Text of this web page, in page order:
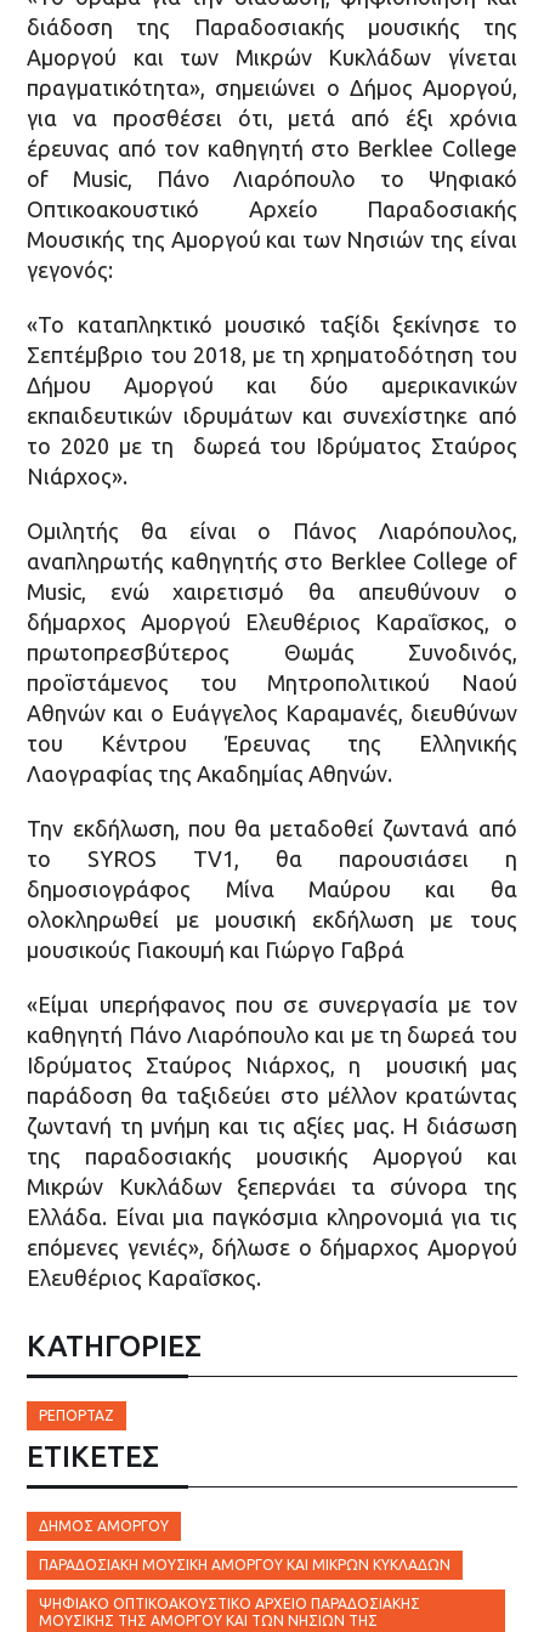
διάδοση της Παραδοσιακής μουσικής της
Αμοργού και των Μικρών Κυκλάδων γίνεται
πραγματικότητα», σημειώνει ο Δήμος Αμοργού,
για να προσθέσει ότι, μετά από έξι χρόνια
έρευνας από τον καθηγητή στο Berklee College
of Music, Πάνο Λιαρόπουλο το Ψηφιακό
Οπτικοακουστικό Αρχείο Παραδοσιακής
Μουσικής της Αμοργού και των Νησιών της είναι
γεγονός:
«Το καταπληκτικό μουσικό ταξίδι ξεκίνησε το
Σεπτέμβριο του 2018, με τη χρηματοδότηση του
Δήμου Αμοργού και δύο αμερικανικών
εκπαιδευτικών ιδρυμάτων και συνεχίστηκε από
το 2020 με τη δωρεά του Ιδρύματος Σταύρος
Νιάρχος».
Ομιλητής θα είναι ο Πάνος Λιαρόπουλος,
αναπληρωτής καθηγητής στο Berklee College of
Music, ενώ χαιρετισμό θα απευθύνουν ο
δήμαρχος Αμοργού Ελευθέριος Καραΐσκος, ο
πρωτοπρεσβύτερος Θωμάς Συνοδινός,
προϊστάμενος του Μητροπολιτικού Ναού
Αθηνών και ο Ευάγγελος Καραμανές, διευθύνων
του Κέντρου Έρευνας της Ελληνικής
Λαογραφίας της Ακαδημίας Αθηνών.
Την εκδήλωση, που θα μεταδοθεί ζωντανά από
το SYROS TV1, θα παρουσιάσει η
δημοσιογράφος Μίνα Μαύρου και θα
ολοκληρωθεί με μουσική εκδήλωση με τους
μουσικούς Γιακουμή και Γιώργο Γαβρά
«Είμαι υπερήφανος που σε συνεργασία με τον
καθηγητή Πάνο Λιαρόπουλο και με τη δωρεά του
Ιδρύματος Σταύρος Νιάρχος, η μουσική μας
παράδοση θα ταξιδεύει στο μέλλον κρατώντας
ζωντανή τη μνήμη και τις αξίες μας. Η διάσωση
της παραδοσιακής μουσικής Αμοργού και
Μικρών Κυκλάδων ξεπερνάει τα σύνορα της
Ελλάδα. Είναι μια παγκόσμια κληρονομιά για τις
επόμενες γενιές», δήλωσε ο δήμαρχος Αμοργού
Ελευθέριος Καραΐσκος.
ΚΑΤΗΓΟΡΙΕΣ
ΡΕΠΟΡΤΆΖ
ΕΤΙΚΈΤΕΣ
ΔΉΜΟΣ ΑΜΟΡΓΟΎ
ΠΑΡΑΔΟΣΙΑΚΉ ΜΟΥΣΙΚΉ ΑΜΟΡΓΟΎ ΚΑΙ ΜΙΚΡΏΝ ΚΥΚΛΆΔΩΝ
ΨΗΦΙΑΚΌ ΟΠΤΙΚΟΑΚΟΥΣΤΙΚΌ ΑΡΧΕΊΟ ΠΑΡΑΔΟΣΙΑΚΉΣ
ΜΟΥΣΙΚΉΣ ΤΗΣ ΑΜΟΡΓΟΎ ΚΑΙ ΤΩΝ ΝΗΣΙΏΝ ΤΗΣ